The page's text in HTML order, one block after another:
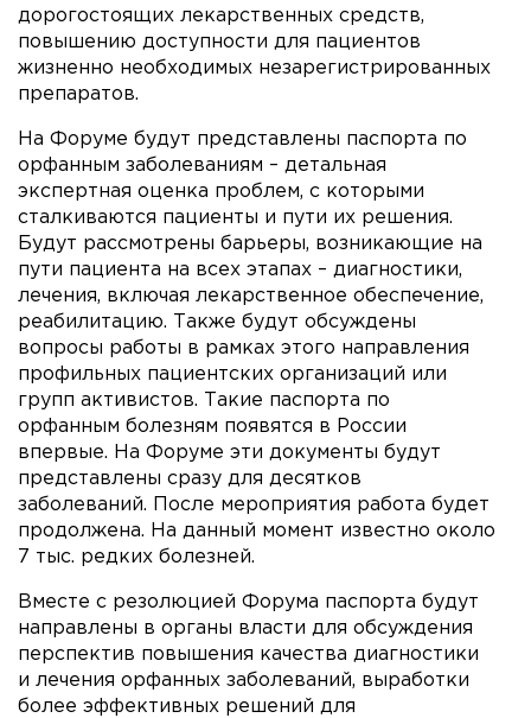
дорогостоящих лекарственных средств,
повышению доступности для пациентов
жизненно необходимых незарегистрированных
препаратов.
На Форуме будут представлены паспорта по
орфанным заболеваниям – детальная
экспертная оценка проблем, с которыми
сталкиваются пациенты и пути их решения.
Будут рассмотрены барьеры, возникающие на
пути пациента на всех этапах – диагностики,
лечения, включая лекарственное обеспечение,
реабилитацию. Также будут обсуждены
вопросы работы в рамках этого направления
профильных пациентских организаций или
групп активистов. Такие паспорта по
орфанным болезням появятся в России
впервые. На Форуме эти документы будут
представлены сразу для десятков
заболеваний. После мероприятия работа будет
продолжена. На данный момент известно около
7 тыс. редких болезней.
Вместе с резолюцией Форума паспорта будут
направлены в органы власти для обсуждения
перспектив повышения качества диагностики
и лечения орфанных заболеваний, выработки
более эффективных решений для